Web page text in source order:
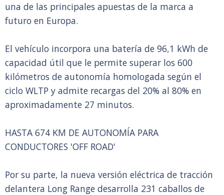
una de las principales apuestas de la marca a
futuro en Europa.
El vehículo incorpora una batería de 96,1 kWh de
capacidad útil que le permite superar los 600
kilómetros de autonomía homologada según el
ciclo WLTP y admite recargas del 20% al 80% en
aproximadamente 27 minutos.
HASTA 674 KM DE AUTONOMÍA PARA
CONDUCTORES 'OFF ROAD'
Por su parte, la nueva versión eléctrica de tracción
delantera Long Range desarrolla 231 caballos de